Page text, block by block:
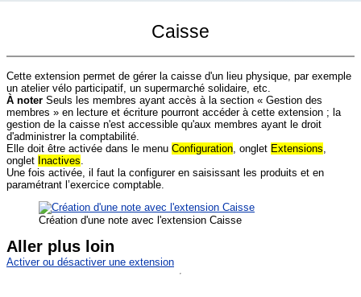
Caisse
Cette extension permet de gérer la caisse d'un lieu physique, par exemple
un atelier vélo participatif, un supermarché solidaire, etc.
À noter Seuls les membres ayant accès à la section « Gestion des
membres » en lecture et écriture pourront accéder à cette extension ; la
gestion de la caisse n'est accessible qu'aux membres ayant le droit
d'administrer la comptabilité.
Elle doit être activée dans le menu Configuration, onglet Extensions,
onglet Inactives.
Une fois activée, il faut la configurer en saisissant les produits et en
paramétrant l’exercice comptable.
Création d'une note avec l'extension Caisse
Aller plus loin
Activer ou désactiver une extension